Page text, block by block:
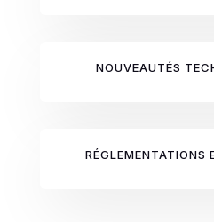
NOUVEAUTÉS
RÉGLEMENTATIONS